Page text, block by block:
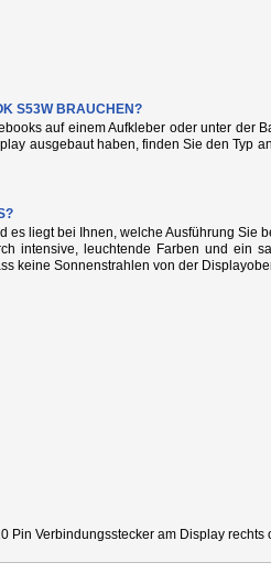
S53W BRAUCHEN?
auf einem Aufkleber oder unter der
ausgebaut haben, finden Sie den Typ
liegt bei Ihnen, welche Ausführung Sie
intensive, leuchtende Farben und ein
keine Sonnenstrahlen von der
Verbindungsstecker am Display